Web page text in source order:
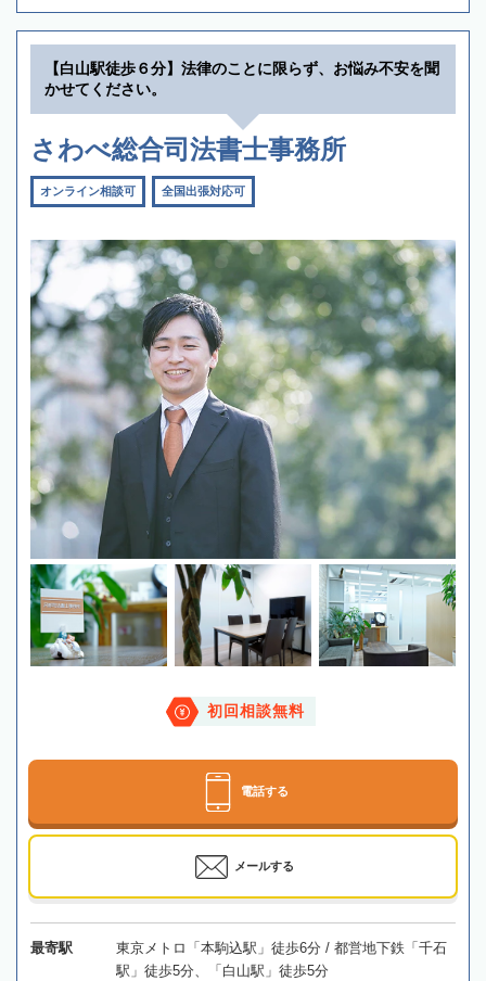
【白山駅徒歩６分】法律のことに限らず、お悩み不安を聞
かせてください。
さわべ総合司法書士事務所
オンライン相談可 全国出張対応可
初回相談無料
電話する
メールする
最寄駅
東京メトロ「本駒込駅」徒歩6分 / 都営地下鉄「千石
駅」徒歩5分、「白山駅」徒歩5分